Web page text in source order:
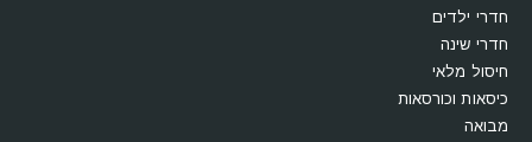
חדרי ילדים
חדרי שינה
חיסול מלאי
כיסאות וכורסאות
מבואה